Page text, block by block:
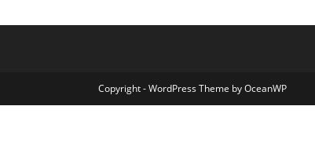
Copyright - WordPress Theme by OceanWP